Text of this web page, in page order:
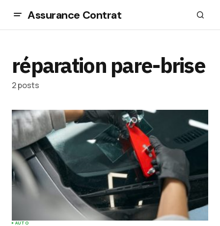
Assurance Contrat
réparation pare-brise
2 posts
AUTO